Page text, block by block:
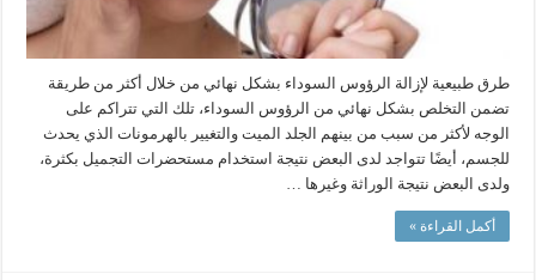
طرق طبيعية لإزالة الرؤوس السوداء بشكل نهائي من خلال أكثر من طريقة
تضمن التخلص بشكل نهائي من الرؤوس السوداء، تلك التي تتراكم على
الوجه لأكثر من سبب من بينهم الجلد الميت والتغيير بالهرمونات الذي يحدث
للجسم، أيضًا تتواجد لدى البعض نتيجة استخدام مستحضرات التجميل بكثرة،
ولدى البعض نتيجة الوراثة وغيرها …
أكمل القراءة »